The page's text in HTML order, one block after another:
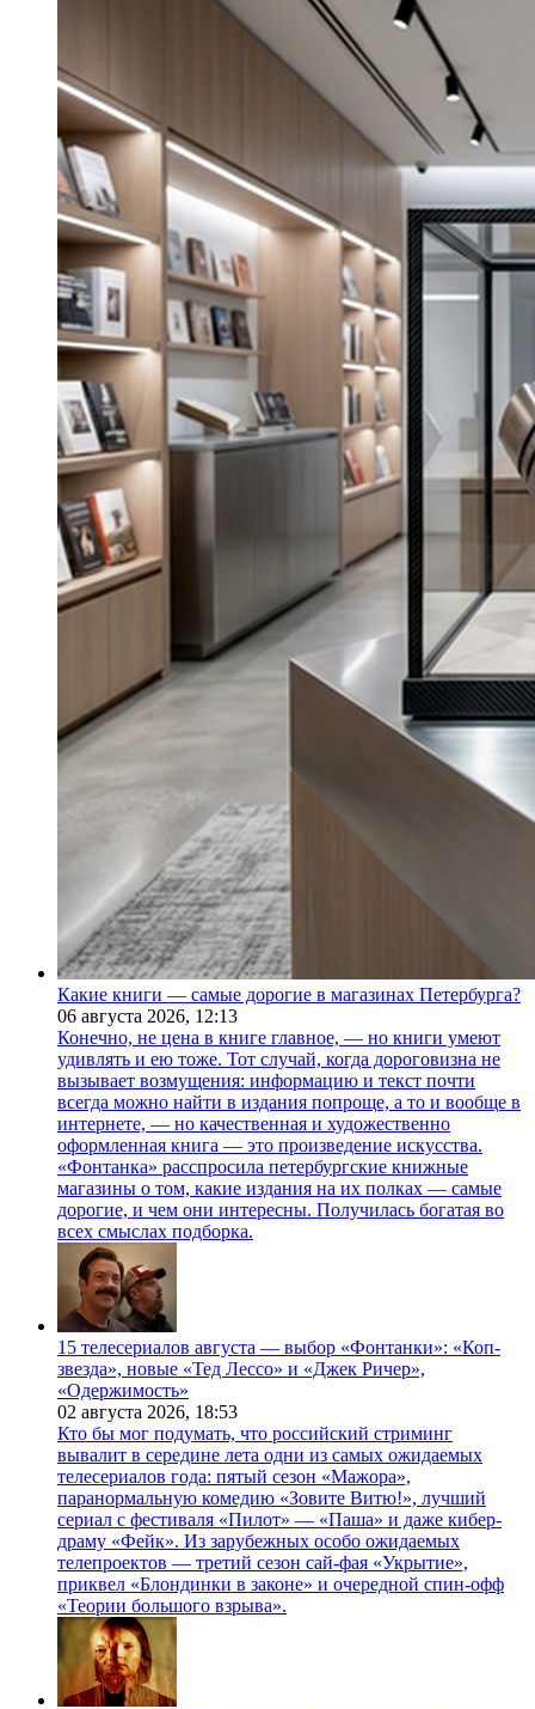
Какие книги — самые дорогие в магазинах Петербурга?
06 августа 2026, 12:13
Конечно, не цена в книге главное, — но книги умеют
удивлять и ею тоже. Тот случай, когда дороговизна не
вызывает возмущения: информацию и текст почти
всегда можно найти в издания попроще, а то и вообще в
интернете, — но качественная и художественно
оформленная книга — это произведение искусства.
«Фонтанка» расспросила петербургские книжные
магазины о том, какие издания на их полках — самые
дорогие, и чем они интересны. Получилась богатая во
всех смыслах подборка.
15 телесериалов августа — выбор «Фонтанки»: «Коп-
звезда», новые «Тед Лессо» и «Джек Ричер»,
«Одержимость»
02 августа 2026, 18:53
Кто бы мог подумать, что российский стриминг
вывалит в середине лета одни из самых ожидаемых
телесериалов года: пятый сезон «Мажора»,
паранормальную комедию «Зовите Витю!», лучший
сериал с фестиваля «Пилот» — «Паша» и даже кибер-
драму «Фейк». Из зарубежных особо ожидаемых
телепроектов — третий сезон сай-фая «Укрытие»,
приквел «Блондинки в законе» и очередной спин-офф
«Теории большого взрыва».